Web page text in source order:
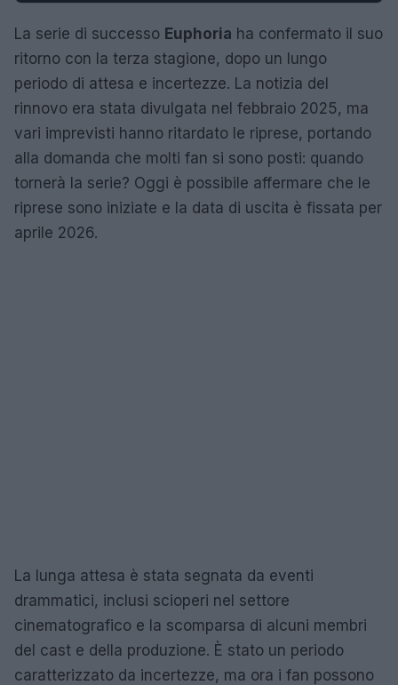
La serie di successo Euphoria ha confermato il suo
ritorno con la terza stagione, dopo un lungo
periodo di attesa e incertezze. La notizia del
rinnovo era stata divulgata nel febbraio 2025, ma
vari imprevisti hanno ritardato le riprese, portando
alla domanda che molti fan si sono posti: quando
tornerà la serie? Oggi è possibile affermare che le
riprese sono iniziate e la data di uscita è fissata per
aprile 2026.
La lunga attesa è stata segnata da eventi
drammatici, inclusi scioperi nel settore
cinematografico e la scomparsa di alcuni membri
del cast e della produzione. È stato un periodo
caratterizzato da incertezze, ma ora i fan possono